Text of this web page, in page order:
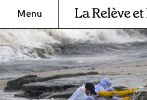
Menu